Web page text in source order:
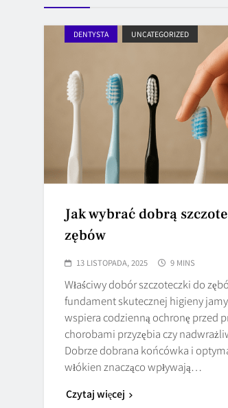
DENTYSTA UNCATEGORIZED
Jak wybrać dobrą
zębów
13 LISTOPADA, 2025 9 MINS
Właściwy dobór szczoteczki do
fundament skutecznej higieny
wspiera codzienną ochronę przed
chorobami przyzębia czy
Dobrze dobrana końcówka i
włókien znacząco wpływają…
Czytaj więcej